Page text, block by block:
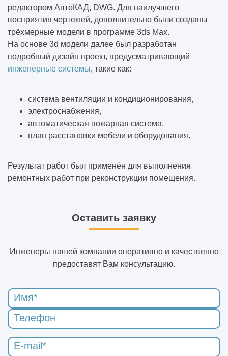
редактором АвтоКАД, DWG. Для наилучшего
восприятия чертежей, дополнительно были созданы
трёхмерные модели в программе 3ds Max.
На основе 3d модели далее был разработан
подробный дизайн проект, предусматривающий
инженерные системы, такие как:
система вентиляции и кондиционирования,
электроснабжения,
автоматическая пожарная система,
план расстановки мебели и оборудования.
Результат работ был применён для выполнения
ремонтных работ при реконструкции помещения.
Оставить заявку
Инженеры нашей компании оперативно и качественно
предоставят Вам консультацию.